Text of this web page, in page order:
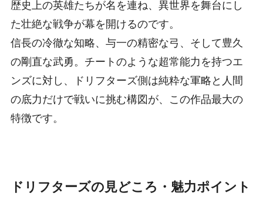
歴史上の英雄たちが名を連ね、異世界を舞台にし
た壮絶な戦争が幕を開けるのです。
信長の冷徹な知略、与一の精密な弓、そして豊久
の剛直な武勇。チートのような超常能力を持つエ
ンズに対し、ドリフターズ側は純粋な軍略と人間
の底力だけで戦いに挑む構図が、この作品最大の
特徴です。
ドリフターズの見どころ・魅力ポイント